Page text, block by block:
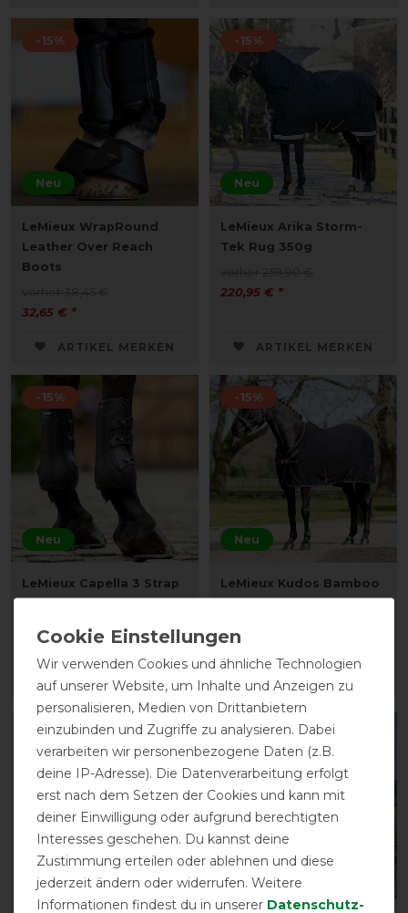
Neu
-15%
LeMieux WrapRound
Leather Over Reach
Boots
32,65 € *
ARTIKEL MERKEN
Neu
-15%
LeMieux Arika Storm-
Tek Rug 350g
220,95 € *
ARTIKEL MERKEN
Neu
-15%
LeMieux Capella 3 Strap
Tendon Boots
vorher 99,95 €
ARTIKEL MERKEN
Neu
-15%
LeMieux Kudos Bamboo
Cooler
ARTIKEL MERKEN
Neu
-15%
Neu
-15%
Wir verwenden Cookies und ähnliche Technologien
auf unserer Website, um Inhalte und Anzeigen zu
personalisieren, Medien von Drittanbietern
einzubinden und Zugriffe zu analysieren. Dabei
verarbeiten wir personenbezogene Daten (z.B.
deine IP-Adresse). Die Datenverarbeitung erfolgt
erst nach dem Setzen der Cookies und kann mit
deiner Einwilligung oder aufgrund berechtigten
Interesses geschehen. Du kannst deine
Zustimmung erteilen oder ablehnen und diese
jederzeit ändern oder widerrufen. Weitere
Informationen findest du in unserer Daten­schutz­